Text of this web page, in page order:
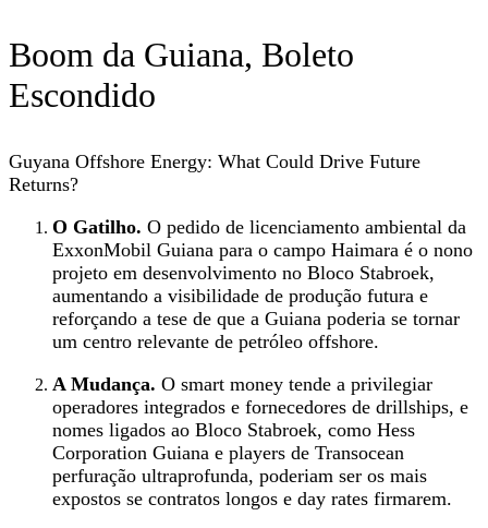
Boom da Guiana, Boleto
Escondido
Guyana Offshore Energy: What Could Drive Future
Returns?
O Gatilho. O pedido de licenciamento ambiental da
ExxonMobil Guiana para o campo Haimara é o nono
projeto em desenvolvimento no Bloco Stabroek,
aumentando a visibilidade de produção futura e
reforçando a tese de que a Guiana poderia se tornar
um centro relevante de petróleo offshore.
A Mudança. O smart money tende a privilegiar
operadores integrados e fornecedores de drillships, e
nomes ligados ao Bloco Stabroek, como Hess
Corporation Guiana e players de Transocean
perfuração ultraprofunda, poderiam ser os mais
expostos se contratos longos e day rates firmarem.